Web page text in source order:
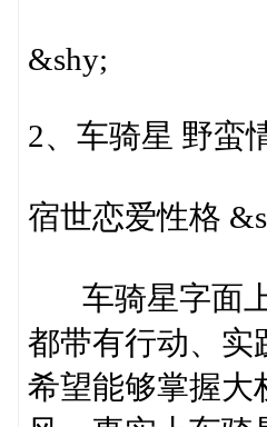
&shy;
2、车骑星 野蛮
宿世恋爱性格
车骑星字面上
都带有行动、实
希望能够掌握大